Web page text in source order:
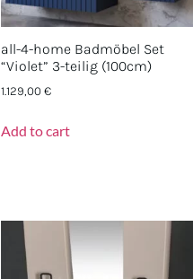
all-4-home Badmöbel Set
“Violet” 3-teilig (100cm)
1.129,00€
Add to cart